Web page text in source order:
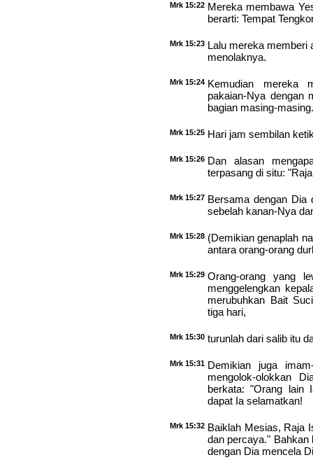
Mrk 15:22 Mereka membawa
berarti: Tempat
Mrk 15:23 Lalu mereka memberi
menolaknya.
Mrk 15:24 Kemudian mereka
pakaian-Nya dengan
bagian masing-masing.
Mrk 15:25 Hari jam sembilan
Mrk 15:26 Dan alasan
terpasang di situ:
Mrk 15:27 Bersama dengan Dia
sebelah kanan-Nya
Mrk 15:28 (Demikian genaplah
antara orang-orang
Mrk 15:29 Orang-orang yang
menggelengkan
merubuhkan Bait
tiga hari,
Mrk 15:30 turunlah dari salib itu
Mrk 15:31 Demikian juga
mengolok-olokkan
berkata: "Orang lain
dapat Ia selamatkan!
Mrk 15:32 Baiklah Mesias, Raja
dan percaya."
dengan Dia mencela